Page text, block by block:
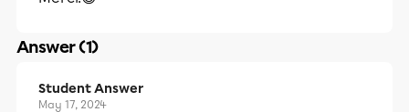
Answer (1)
Student Answer
May 17, 2024